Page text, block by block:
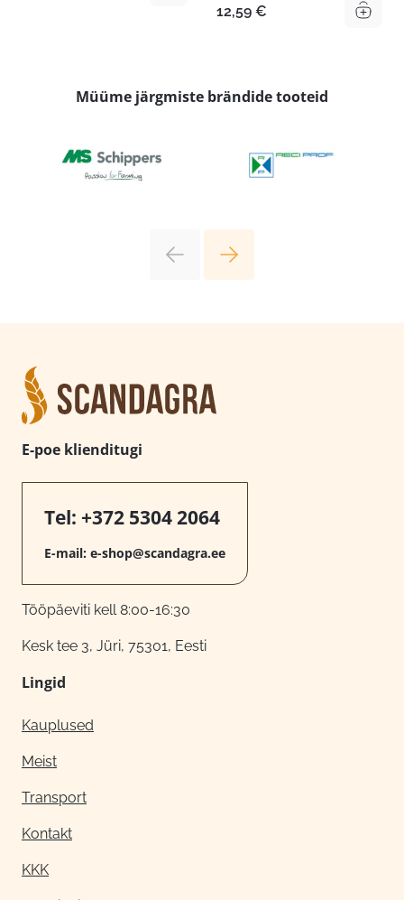
12,59 €
Müüme järgmiste brändide tooteid
E-poe klienditugi
Tel: +372 5304 2064
E-mail: e-shop@scandagra.ee
Tööpäeviti kell 8:00-16:30
Kesk tee 3, Jüri, 75301, Eesti
Lingid
Kauplused
Meist
Transport
Kontakt
KKK